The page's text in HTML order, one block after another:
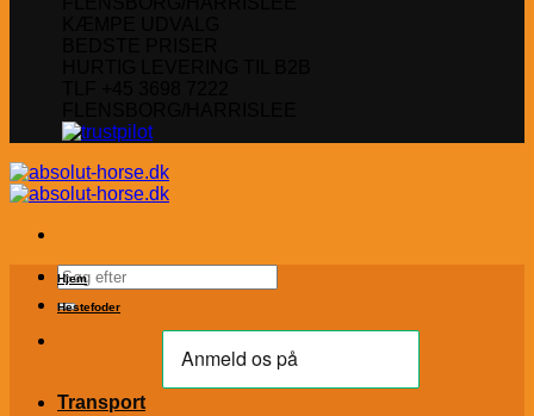
Søg
efter:
Transport
Hjem
Hestefoder